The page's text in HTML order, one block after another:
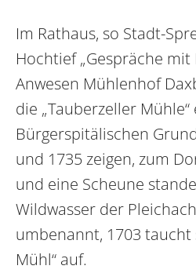
Im Rathaus, so Stadt-
Hochtief „Gespräche
Anwesen Mühlenhof
die „Tauberzeller
Bürgerspitälischen
und 1735 zeigen, zum
und eine Scheune
Wildwasser der
umbenannt, 1703 taucht
Mühl“ auf.